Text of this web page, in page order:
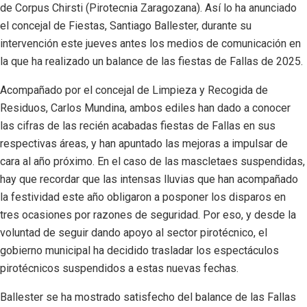
de Corpus Chirsti (Pirotecnia Zaragozana). Así lo ha anunciado
el concejal de Fiestas, Santiago Ballester, durante su
intervención este jueves antes los medios de comunicación en
la que ha realizado un balance de las fiestas de Fallas de 2025.
Acompañado por el concejal de Limpieza y Recogida de
Residuos, Carlos Mundina, ambos ediles han dado a conocer
las cifras de las recién acabadas fiestas de Fallas en sus
respectivas áreas, y han apuntado las mejoras a impulsar de
cara al año próximo. En el caso de las mascletaes suspendidas,
hay que recordar que las intensas lluvias que han acompañado
la festividad este año obligaron a posponer los disparos en
tres ocasiones por razones de seguridad. Por eso, y desde la
voluntad de seguir dando apoyo al sector pirotécnico, el
gobierno municipal ha decidido trasladar los espectáculos
pirotécnicos suspendidos a estas nuevas fechas.
Ballester se ha mostrado satisfecho del balance de las Fallas